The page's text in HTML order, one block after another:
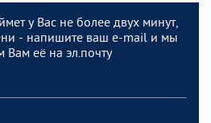
у Вас не более двух минут,
- напишите ваш e-mail и мы
Вам её на эл.почту